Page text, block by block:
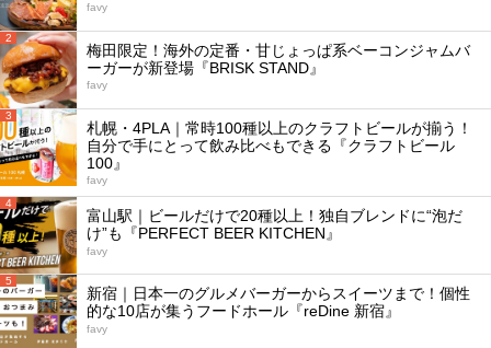
favy
2
梅田限定！海外の定番・甘じょっぱ系ベーコンジャムバ
ーガーが新登場『BRISK STAND』
favy
3
札幌・4PLA｜常時100種以上のクラフトビールが揃う！
自分で手にとって飲み比べもできる『クラフトビール
100』
favy
4
富山駅｜ビールだけで20種以上！独自ブレンドに“泡だ
け”も『PERFECT BEER KITCHEN』
favy
5
新宿｜日本一のグルメバーガーからスイーツまで！個性
的な10店が集うフードホール『reDine 新宿』
favy